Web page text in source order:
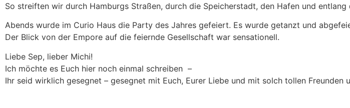
So streiften wir durch Hamburgs Straßen, durch die Speicherstadt, den Hafen und entlang
Abends wurde im Curio Haus die Party des Jahres gefeiert. Es wurde getanzt und
Der Blick von der Empore auf die feiernde Gesellschaft war sensationell.
Liebe Sep, lieber Michi!
Ich möchte es Euch hier noch einmal schreiben –
Ihr seid wirklich gesegnet – gesegnet mit Euch, Eurer Liebe und mit solch tollen